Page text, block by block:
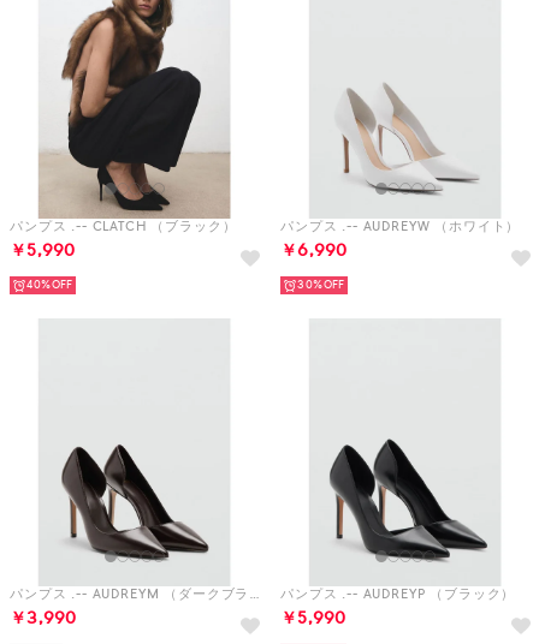
パンプス .-- CLATCH （ブラック）
￥5,990
40%
パンプス .-- AUDREYW （ホワイト）
￥6,990
30%
パンプス .-- AUDREYM （ダークブラウン）
￥3,990
パンプス .-- AUDREYP （ブラック）
￥5,990